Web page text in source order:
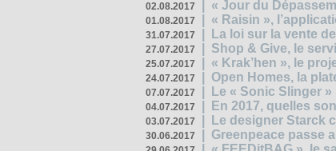
02.08.2017 « Jour du
01.08.2017 « Raisin »,
31.07.2017 La loi sur la vente
27.07.2017 Shop & Give, le
25.07.2017 « Krak’hen », le
24.07.2017 Open Homes, la
07.07.2017 Le « Sonic Slinger
04.07.2017 En 2017, quelles
03.07.2017 Le designer Starck
30.06.2017 Greenpeace passe